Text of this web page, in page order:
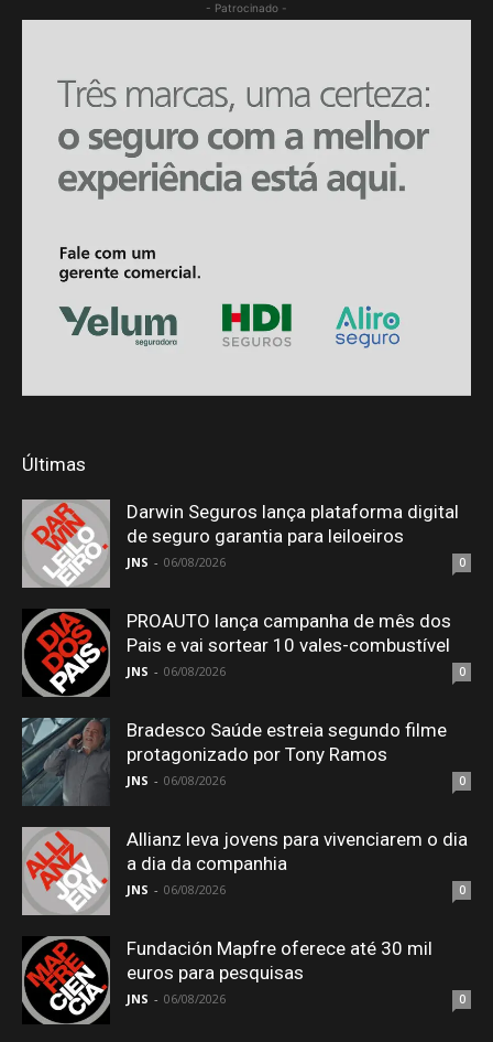
- Patrocinado -
Últimas
Darwin Seguros lança plataforma digital
de seguro garantia para leiloeiros
JNS - 06/08/2026 0
PROAUTO lança campanha de mês dos
Pais e vai sortear 10 vales-combustível
JNS - 06/08/2026 0
Bradesco Saúde estreia segundo filme
protagonizado por Tony Ramos
JNS - 06/08/2026 0
Allianz leva jovens para vivenciarem o dia
a dia da companhia
JNS - 06/08/2026 0
Fundación Mapfre oferece até 30 mil
euros para pesquisas
JNS - 06/08/2026 0